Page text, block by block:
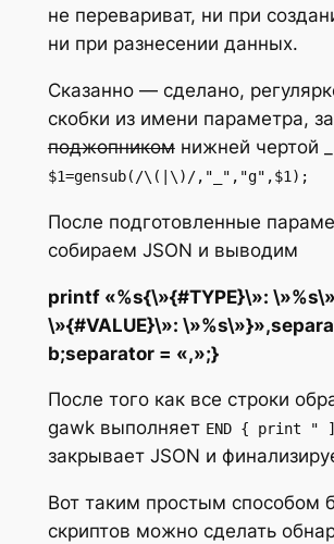
не перевариват, ни при
ни при разнесении данных.
Сказанно — сделано,
скобки из имени параметра,
поджопникомнижней чертой _
$1=gensub(/\(|\)/,"_","g",$1);
После подготовленные
собираем JSON и выводим
printf «%s{\»{#TYPE}\»:
\»{#VALUE}\»:
b;separator = «,»;}
После того как все строки
gawk выполняет END { print "
закрывает JSON и
Вот таким простым способом
скриптов можно сделать